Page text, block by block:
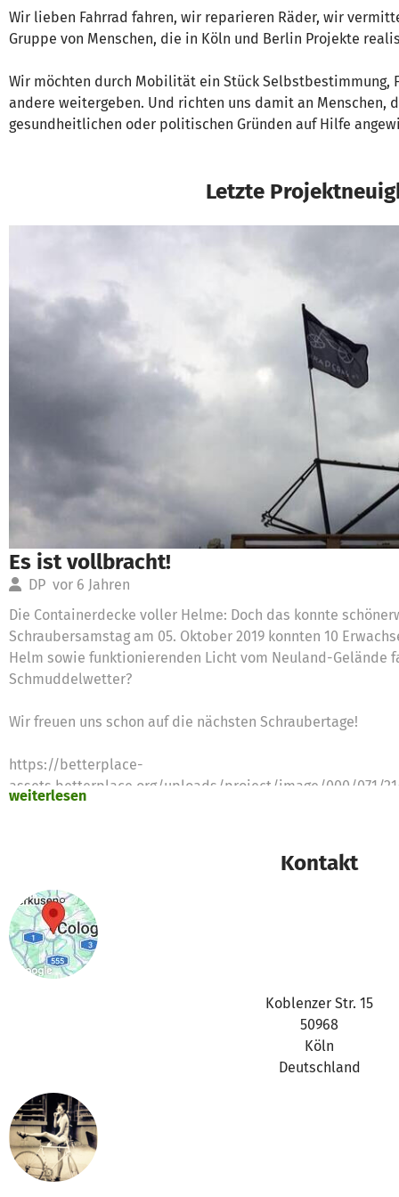
Wir lieben Fahrrad fahren, wir reparieren Räder, wir
Gruppe von Menschen, die in Köln und Berlin Projekte
Wir möchten durch Mobilität ein Stück Selbstbestimmung,
andere weitergeben. Und richten uns damit an Menschen,
gesundheitlichen oder politischen Gründen auf Hilfe
Letzte
Es ist vollbracht!
DP vor 6 Jahren
Die Containerdecke voller Helme: Doch das konnte
Schraubersamstag am 05. Oktober 2019 konnten 10
Helm sowie funktionierenden Licht vom Neuland-Gelände
Schmuddelwetter?
Wir freuen uns schon auf die nächsten Schraubertage!
https://betterplace-
assets.betterplace.org/uploads/project/image/000/071/
assets.betterplace.org/uploads/project/image/000/071/
Danke für Gangliebe & Safety first!
weiterlesen
Kontakt
Koblenzer Str. 15
50968
Köln
Deutschland